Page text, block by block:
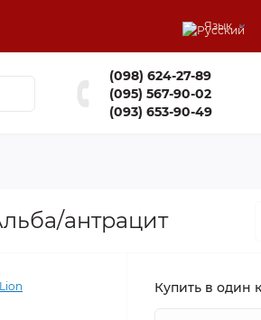
Язык
(098) 624-27-89
(095) 567-90-02
(093) 653-90-49
антрацит
Lion
Купить в один